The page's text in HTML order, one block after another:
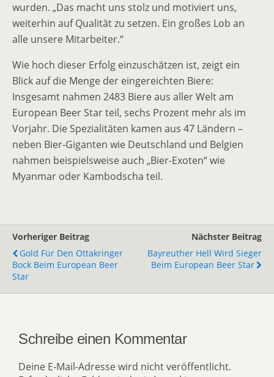
wurden. „Das macht uns stolz und motiviert uns,
weiterhin auf Qualität zu setzen. Ein großes Lob an
alle unsere Mitarbeiter.“
Wie hoch dieser Erfolg einzuschätzen ist, zeigt ein
Blick auf die Menge der eingereichten Biere:
Insgesamt nahmen 2483 Biere aus aller Welt am
European Beer Star teil, sechs Prozent mehr als im
Vorjahr. Die Spezialitäten kamen aus 47 Ländern –
neben Bier-Giganten wie Deutschland und Belgien
nahmen beispielsweise auch „Bier-Exoten“ wie
Myanmar oder Kambodscha teil.
Vorheriger Beitrag
Gold Für Den Ottakringer
Bock Beim European Beer
Star
Nächster Beitrag
Bayreuther Hell Wird Sieger
Beim European Beer Star
Schreibe einen Kommentar
Deine E-Mail-Adresse wird nicht veröffentlicht.